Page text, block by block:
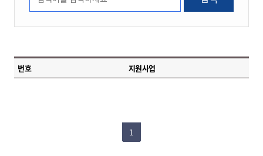
번호 지원사업
1